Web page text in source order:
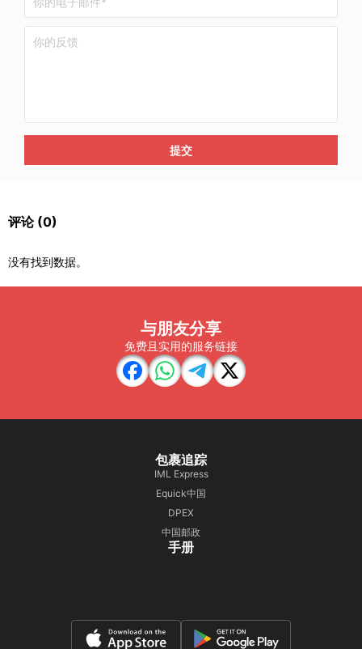
提交
评论 (0)
没有找到数据。
与朋友分享
免费且实用的服务链接
包裹追踪
IML Express
Equick中国
DPEX
中国邮政
手册